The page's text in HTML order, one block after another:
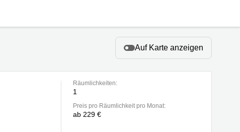
Auf Karte anzeigen
Räumlichkeiten:
1
Preis pro Räumlichkeit pro Monat:
ab 229 €